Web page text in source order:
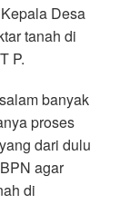
Desa
tanah di
P.
banyak
proses
dari dulu
agar
di